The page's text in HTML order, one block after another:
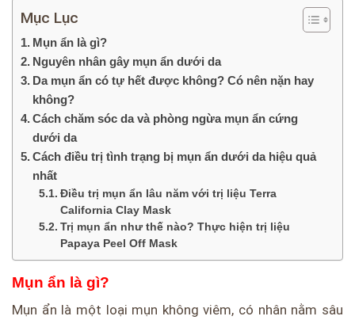
Mục Lục
Mụn ẩn là gì?
Nguyên nhân gây mụn ẩn dưới da
Da mụn ẩn có tự hết được không? Có nên nặn hay
không?
Cách chăm sóc da và phòng ngừa mụn ẩn cứng
dưới da
Cách điều trị tình trạng bị mụn ẩn dưới da hiệu quả
nhất
Điều trị mụn ẩn lâu năm với trị liệu Terra
California Clay Mask
Trị mụn ẩn như thế nào? Thực hiện trị liệu
Papaya Peel Off Mask
Mụn ẩn là gì?
Mụn ẩn là một loại mụn không viêm, có nhân nằm sâu